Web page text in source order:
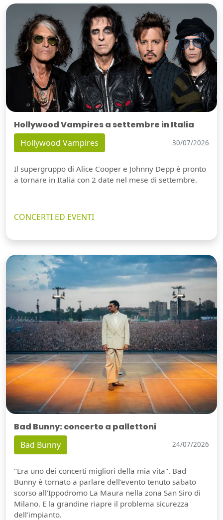
Hollywood Vampires a settembre in Italia
Hollywood Vampires 30/07/2026
Il supergruppo di Alice Cooper e Johnny Depp è pronto
a tornare in Italia con 2 date nel mese di settembre.
CONCERTI ED EVENTI
Bad Bunny: concerto a pallettoni
Bad Bunny 24/07/2026
"Era uno dei concerti migliori della mia vita". Bad
Bunny è tornato a parlare dell'evento tenuto sabato
scorso all'Ippodromo La Maura nella zona San Siro di
Milano. E la grandine riapre il problema sicurezza
dell'impianto.